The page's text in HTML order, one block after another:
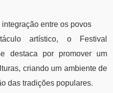
entre os povos
artístico, o Festival
destaca por promover um
criando um ambiente de
das tradições populares.